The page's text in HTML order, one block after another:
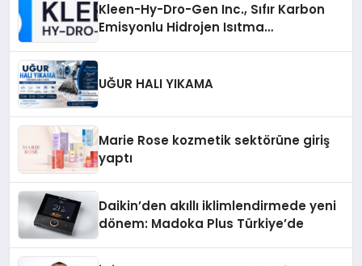
Kleen-Hy-Dro-Gen Inc., Sıfır Karbon
Emisyonlu Hidrojen Isıtma
UĞUR HALI YIKAMA
Marie Rose kozmetik sektörüne giriş
yaptı
Daikin’den akıllı iklimlendirmede yeni
dönem: Madoka Plus Türkiye’de